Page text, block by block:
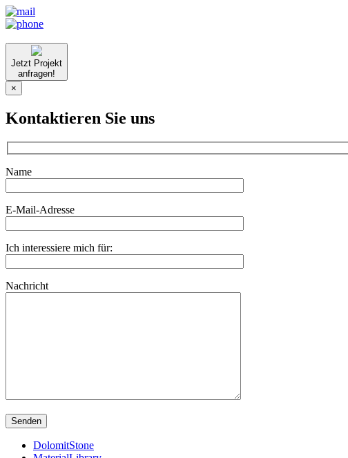
Jetzt Projekt
anfragen!
×
Kontaktieren Sie uns
Name
E-Mail-Adresse
Ich interessiere mich für:
Nachricht
DolomitStone